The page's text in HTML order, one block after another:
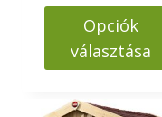
-
688000 Ft
Opciók
választása